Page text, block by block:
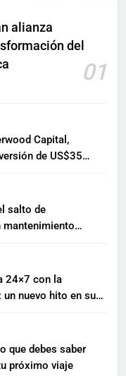
alianza
del
01
Capital,
de US$35
salto de
mantenimiento
24×7 con la
un nuevo hito en su
que debes saber
próximo viaje